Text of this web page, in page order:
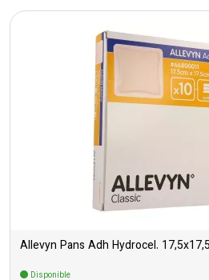
Allevyn Pans Adh Hydrocel.
Disponible